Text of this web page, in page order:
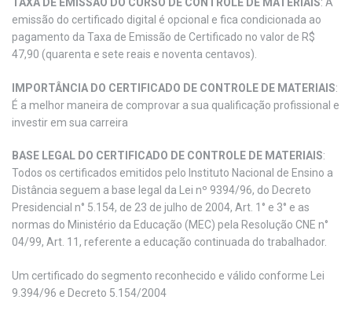
emissão do certificado digital é opcional e fica condicionada ao
pagamento da Taxa de Emissão de Certificado no valor de R$
47,90 (quarenta e sete reais e noventa centavos).
IMPORTÂNCIA DO CERTIFICADO DE CONTROLE DE MATERIAIS:
É a melhor maneira de comprovar a sua qualificação profissional e
investir em sua carreira
BASE LEGAL DO CERTIFICADO DE CONTROLE DE MATERIAIS:
Todos os certificados emitidos pelo Instituto Nacional de Ensino a
Distância seguem a base legal da Lei nº 9394/96, do Decreto
Presidencial n° 5.154, de 23 de julho de 2004, Art. 1° e 3° e as
normas do Ministério da Educação (MEC) pela Resolução CNE n°
04/99, Art. 11, referente a educação continuada do trabalhador.
Um certificado do segmento reconhecido e válido conforme Lei
9.394/96 e Decreto 5.154/2004